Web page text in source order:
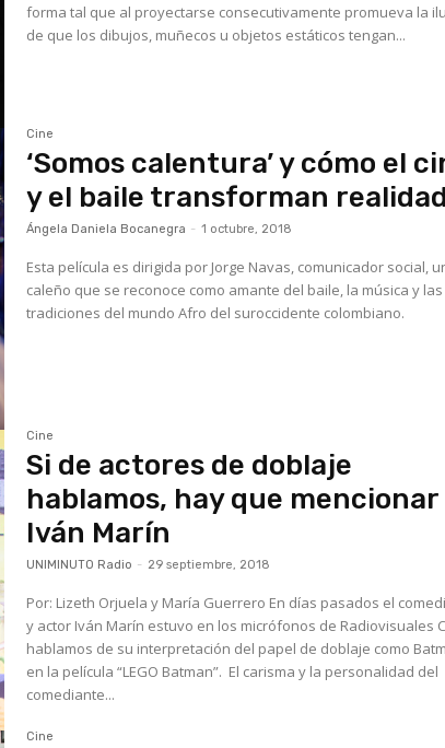
forma tal que al proyectarse consecutivamente promueva la
de que los dibujos, muñecos u objetos estáticos tengan...
Cine
‘Somos calentura’ y cómo el
y el baile transforman
Ángela Daniela Bocanegra - 1 octubre, 2018
Esta película es dirigida por Jorge Navas, comunicador social,
caleño que se reconoce como amante del baile, la música y las
tradiciones del mundo Afro del suroccidente colombiano.
Cine
Si de actores de doblaje
hablamos, hay que mencionar
Iván Marín
UNIMINUTO Radio - 29 septiembre, 2018
Por: Lizeth Orjuela y María Guerrero En días pasados el comediante
y actor Iván Marín estuvo en los micrófonos de Radiovisuales
hablamos de su interpretación del papel de doblaje como
en la película “LEGO Batman”. El carisma y la personalidad del
comediante...
Cine